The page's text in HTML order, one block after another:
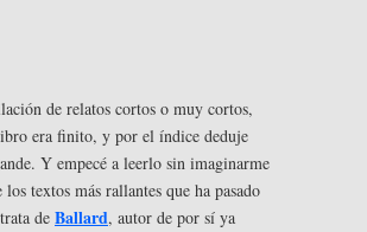
de relatos cortos o muy cortos,
era finito, y por el índice deduje
Y empecé a leerlo sin imaginarme
textos más rallantes que ha pasado
de Ballard, autor de por sí ya